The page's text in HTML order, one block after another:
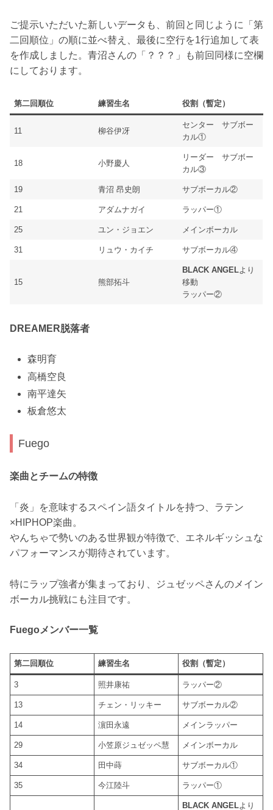
ご提示いただいた新しいデータも、前回と同じように「第
二回順位」の順に並べ替え、最後に空行を1行追加して表
を作成しました。青沼さんの「？？？」も前回同様に空欄
にしております。
第二回順位 練習生名 役割（暫定）
11 柳谷伊冴
センター サブボー
カル①
18 小野慶人
リーダー サブボー
カル③
19 青沼 昂史朗 サブボーカル②
21 アダムナガイ ラッパー①
25 ユン・ジョエン メインボーカル
31 リュウ・カイチ サブボーカル④
15 熊部拓斗
BLACK ANGELより
移動
ラッパー②
DREAMER脱落者
森明育
高橋空良
南平達矢
板倉悠太
Fuego
楽曲とチームの特徴
「炎」を意味するスペイン語タイトルを持つ、ラテン
×HIPHOP楽曲。
やんちゃで勢いのある世界観が特徴で、エネルギッシュな
パフォーマンスが期待されています。
特にラップ強者が集まっており、ジュゼッペさんのメイン
ボーカル挑戦にも注目です。
Fuegoメンバー一覧
第二回順位 練習生名 役割（暫定）
3 照井康祐 ラッパー②
13 チェン・リッキー サブボーカル②
14 濵田永遠 メインラッパー
29 小笠原ジュゼッペ慧 メインボーカル
34 田中蒔 サブボーカル①
35 今江陸斗 ラッパー①
BLACK ANGELより